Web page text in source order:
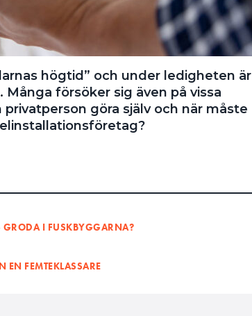
högtid” och under ledigheten är
försöker sig även på vissa
göra själv och när måste
GRODA I FUSKBYGGARNA?
EN FEMTEKLASSARE